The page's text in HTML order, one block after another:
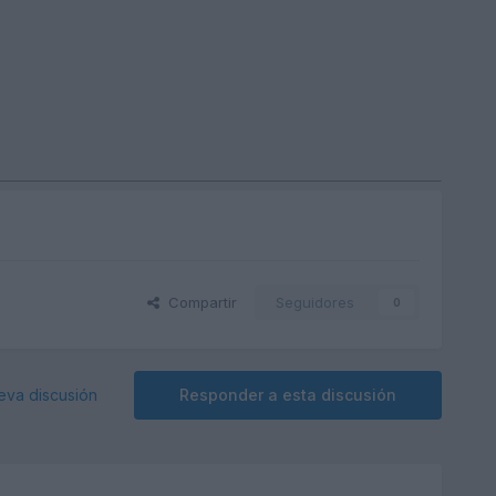
Compartir Seguidores 0
Responder a esta discusión
discusión